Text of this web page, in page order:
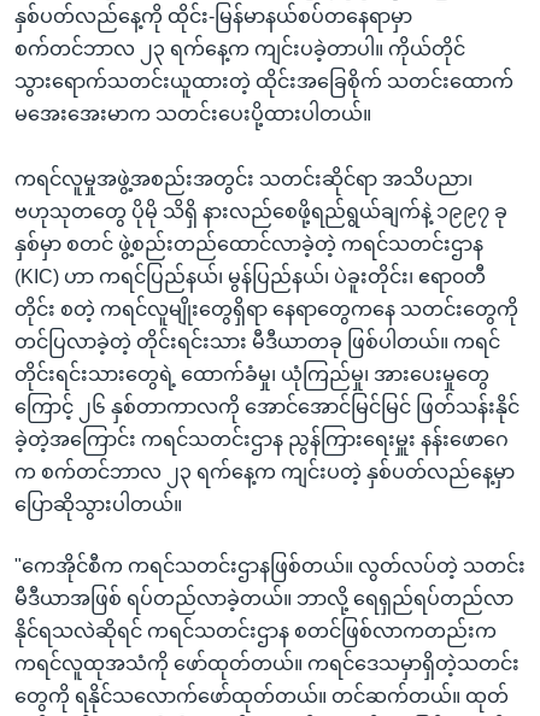
နှစ်ပတ်လည်နေ့ကို ထိုင်း-မြန်မာနယ်စပ်တနေရာမှာ
စက်တင်ဘာလ ၂၃ ရက်နေ့က ကျင်းပခဲ့တာပါ။ ကိုယ်တိုင်
သွားရောက်သတင်းယူထားတဲ့ ထိုင်းအခြေစိုက် သတင်းထောက်
မအေးအေးမာက သတင်းပေးပို့ထားပါတယ်။
ကရင်လူမှုအဖွဲ့အစည်းအတွင်း သတင်းဆိုင်ရာ အသိပညာ၊
ဗဟုသုတတွေ ပိုမို သိရှိ နားလည်‌စေဖို့ရည်ရွယ်ချက်နဲ့ ၁၉၉၇ ခု
နှစ်မှာ စတင် ဖွဲ့စည်းတည်‌ထောင်လာခဲ့တဲ့ ကရင်သတင်းဌာန
(KIC) ဟာ ကရင်ပြည်နယ်၊ မွန်ပြည်နယ်၊ ပဲခူးတိုင်း၊ ဧရာ၀တီ
တိုင်း စတဲ့ ကရင်လူမျိုးတွေရှိရာ နေရာတွေကနေ သတင်းတွေကို
တင်ပြလာခဲ့တဲ့ တိုင်းရင်းသား မီဒီယာတခု ဖြစ်ပါတယ်။ ကရင်
တိုင်းရင်းသားတွေရဲ့ ထောက်ခံမှု၊ ယုံကြည်မှု၊ အားပေးမှုတွေ
ကြောင့် ၂၆ နှစ်တာကာလကို အောင်အောင်မြင်မြင် ဖြတ်သန်းနိုင်
ခဲ့တဲ့အကြောင်း ကရင်သတင်းဌာန ညွန်ကြားရေးမှူး နန်းဖောဂေ
က စက်တင်ဘာလ ၂၃ ရက်နေ့က ကျင်းပတဲ့ နှစ်ပတ်လည်နေ့မှာ
ပြောဆိုသွားပါတယ်။
"ကေအိုင်စီက ကရင်သတင်းဌာနဖြစ်တယ်။ လွတ်လပ်တဲ့ သတင်း
မီဒီယာအဖြစ် ရပ်တည်လာခဲ့တယ်။ ဘာလို့ ရေရှည်ရပ်တည်လာ
နိုင်ရသလဲဆိုရင် ကရင်သတင်းဌာန စတင်ဖြစ်လာကတည်းက
ကရင်လူထုအသံကို ဖော်ထုတ်တယ်။ ကရင်ဒေသမှာရှိတဲ့သတင်း
တွေကို ရနိုင်သလောက်ဖော်ထုတ်တယ်။ တင်ဆက်တယ်။ ထုတ်